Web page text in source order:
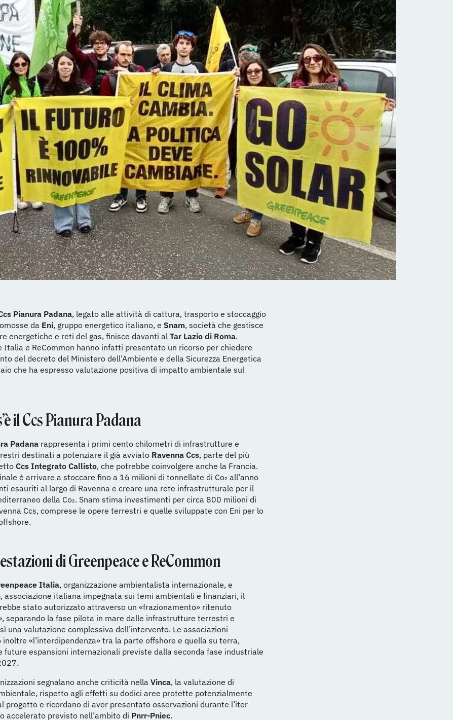
Pianura Padana, legato alle attività di cattura, trasporto e stoccaggio
da Eni, gruppo energetico italiano, e Snam, società che gestisce
energetiche e reti del gas, finisce davanti al Tar Lazio di Roma.
Italia e ReCommon hanno infatti presentato un ricorso per chiedere
del decreto del Ministero dell’Ambiente e della Sicurezza Energetica
che ha espresso valutazione positiva di impatto ambientale sul
il Ccs Pianura Padana
Padana rappresenta i primi cento chilometri di infrastrutture e
destinati a potenziare il già avviato Ravenna Ccs, parte del più
Ccs Integrato Callisto, che potrebbe coinvolgere anche la Francia.
è arrivare a stoccare fino a 16 milioni di tonnellate di Co₂ all’anno
esauriti al largo di Ravenna e creare una rete infrastrutturale per il
della Co₂. Snam stima investimenti per circa 800 milioni di
Ccs, comprese le opere terrestri e quelle sviluppate con Eni per lo
di Greenpeace e ReCommon
Italia, organizzazione ambientalista internazionale, e
, associazione italiana impegnata sui temi ambientali e finanziari, il
stato autorizzato attraverso un «frazionamento» ritenuto
separando la fase pilota in mare dalle infrastrutture terrestri e
una valutazione complessiva dell’intervento. Le associazioni
inoltre «l’interdipendenza» tra la parte offshore e quella su terra,
future espansioni internazionali previste dalla seconda fase industriale
segnalano anche criticità nella Vinca, la valutazione di
rispetto agli effetti su dodici aree protette potenzialmente
progetto e ricordano di aver presentato osservazioni durante l’iter
accelerato previsto nell’ambito di Pnrr-Pniec.